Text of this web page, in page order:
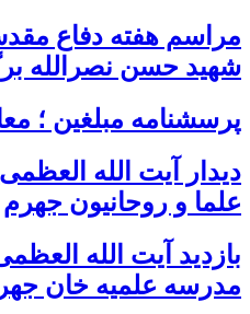
مراسم هفته دفاع
شهید حسن نصرالله
پرسشنامه مبلغین ؛
دیدار آیت الله
علما و روحانیون جهرم
بازدید آیت الله
مدرسه علمیه خان